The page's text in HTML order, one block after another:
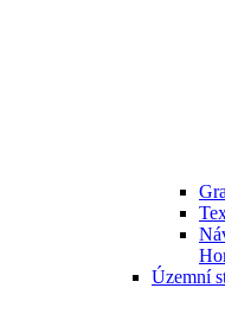
Územní